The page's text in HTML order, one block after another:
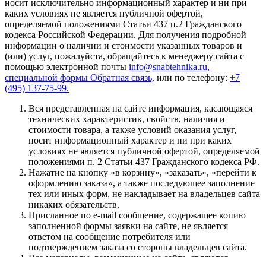
носит исключительно информационный характер и ни при
каких условиях не является публичной офертой,
определяемой положениями Статьи 437 п.2 Гражданского
кодекса Российской Федерации. Для получения подробной
информации о наличии и стоимости указанных товаров и
(или) услуг, пожалуйста, обращайтесь к менеджеру сайта с
помощью электронной почты info@snabtehnika.ru,
специальной формы Обратная связь, или по телефону: +7
(495) 137-75-99.
Вся представленная на сайте информация, касающаяся
технических характеристик, свойств, наличия и
стоимости товара, а также условий оказания услуг,
носит информационный характер и ни при каких
условиях не является публичной офертой, определяемой
положениями п. 2 Статьи 437 Гражданского кодекса РФ.
Нажатие на кнопку «в корзину», «заказать», «перейти к
оформлению заказа», а также последующее заполнение
тех или иных форм, не накладывает на владельцев сайта
никаких обязательств.
Присланное по e-mail сообщение, содержащее копию
заполненной формы заявки на сайте, не является
ответом на сообщение потребителя или
подтверждением заказа со стороны владельцев сайта.